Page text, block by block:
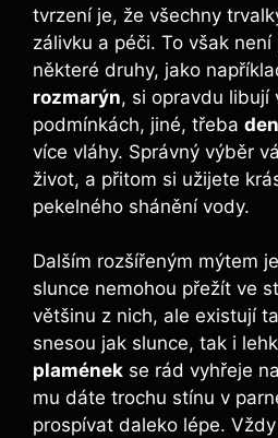
tvrzení je, že všechny
zálivku a péči. To však
některé druhy, jako
rozmarýn, si opravdu libují
podmínkách, jiné, třeba
více vláhy. Správný výběr
život, a přitom si užijete
pekelného shánění vody.
Dalším rozšířeným mýtem
slunce nemohou přežít ve
většinu z nich, ale existují
snesou jak slunce, tak i
plamének se rád vyhřeje
mu dáte trochu stínu v
prospívat daleko lépe.